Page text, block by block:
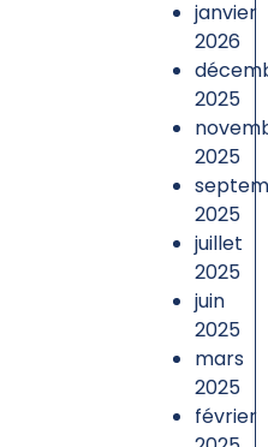
janvier
2026
2025
2025
2025
juillet
2025
juin
2025
mars
2025
février